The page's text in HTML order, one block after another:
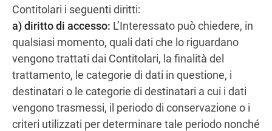
Contitolari i seguenti diritti:
a) diritto di accesso: L’Interessato può chiedere, in
qualsiasi momento, quali dati che lo riguardano
vengono trattati dai Contitolari, la finalità del
trattamento, le categorie di dati in questione, i
destinatari o le categorie di destinatari a cui i dati
vengono trasmessi, il periodo di conservazione o i
criteri utilizzati per determinare tale periodo nonché